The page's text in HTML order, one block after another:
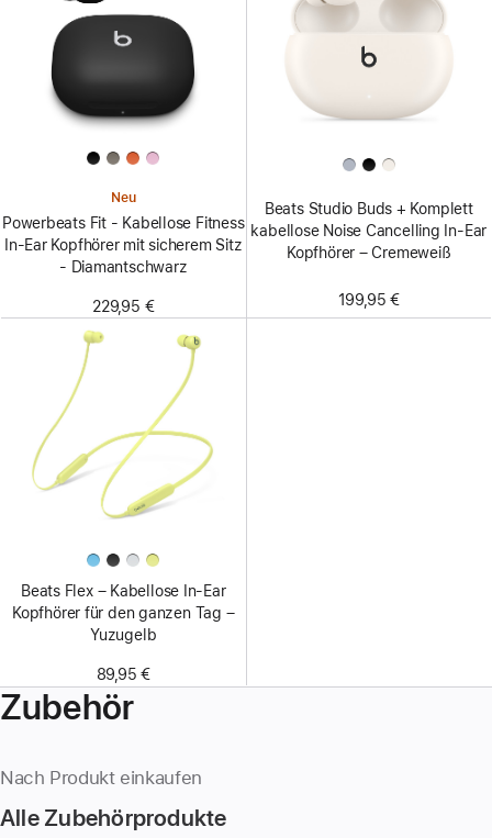
Neu
Powerbeats Fit - Kabellose Fitness
In-Ear Kopfhörer mit sicherem Sitz
- Diamantschwarz
229,95 €
Beats Studio Buds + Komplett
kabellose Noise Cancelling In-Ear
Kopfhörer – Cremeweiß
199,95 €
Beats Flex – Kabellose In-Ear
Kopfhörer für den ganzen Tag –
Yuzugelb
89,95 €
Zubehör
Nach Produkt einkaufen
Alle Zubehörprodukte